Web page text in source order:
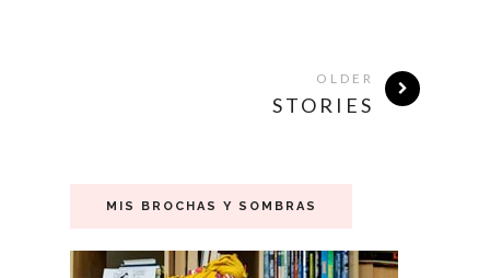
OLDER
STORIES
MIS BROCHAS Y SOMBRAS